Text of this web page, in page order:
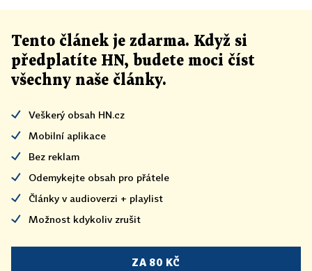
Tento článek je zdarma. Když si
předplatíte HN, budete moci číst
všechny naše články.
Veškerý obsah HN.cz
Mobilní aplikace
Bez reklam
Odemykejte obsah pro přátele
Články v audioverzi + playlist
Možnost kdykoliv zrušit
ZA 80 KČ